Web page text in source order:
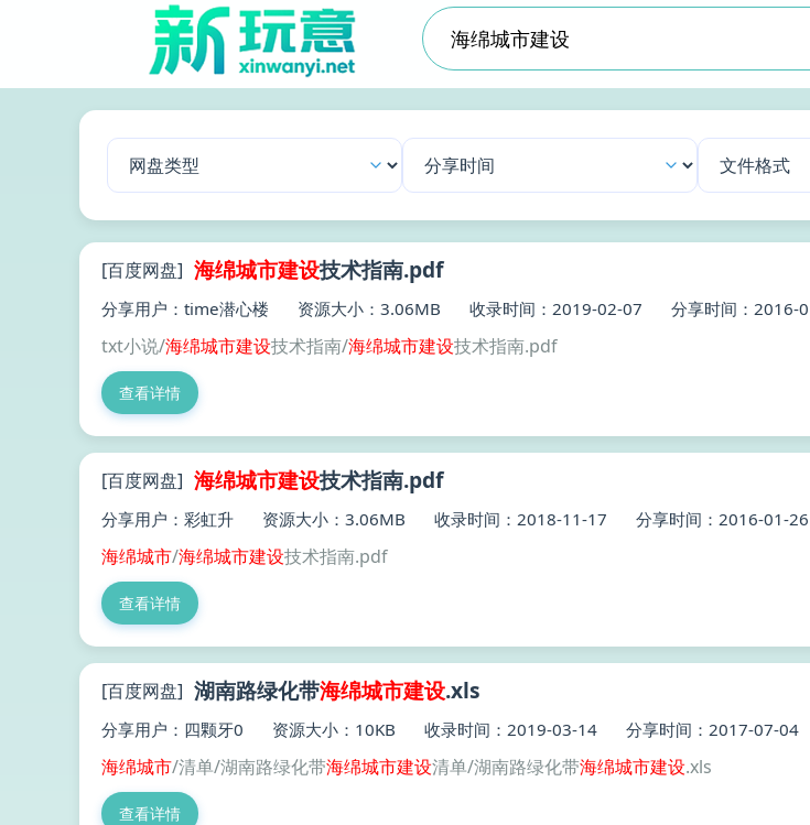
[百度网盘] 海绵城市建设技术指南.pdf
分享用户：time潜心楼 资源大小：3.06MB 收录时间：2019-02-07 分享时间：2016-
txt小说/海绵城市建设技术指南/海绵城市建设技术指南.pdf
查看详情
[百度网盘] 海绵城市建设技术指南.pdf
分享用户：彩虹升 资源大小：3.06MB 收录时间：2018-11-17 分享时间：2016-01-26
海绵城市/海绵城市建设技术指南.pdf
查看详情
[百度网盘] 湖南路绿化带海绵城市建设.xls
分享用户：四颗牙0 资源大小：10KB 收录时间：2019-03-14 分享时间：2017-07-04
海绵城市/清单/湖南路绿化带海绵城市建设清单/湖南路绿化带海绵城市建设.xls
查看详情